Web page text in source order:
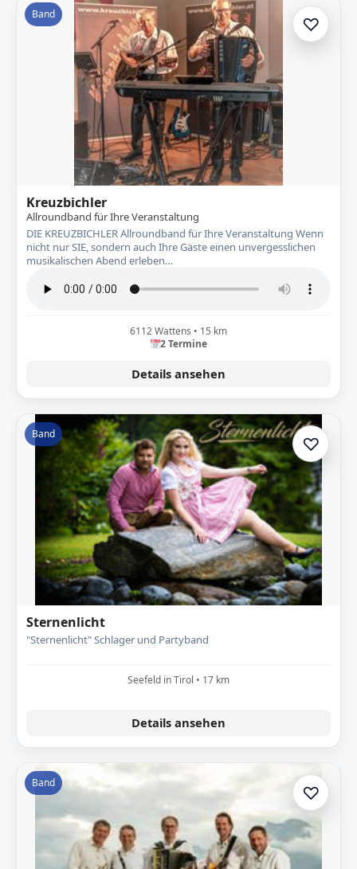
Band ♡Zur
Kreuzbichler
Allroundband für Ihre Veranstaltung
DIE KREUZBICHLER Allroundband für Ihre Veranstaltung Wenn
nicht nur SIE, sondern auch Ihre Gäste einen unvergesslichen
musikalischen Abend erleben…
6112 Wattens • 15 km
2 Termine
Details ansehen
Band ♡Zur
Sternenlicht
"Sternenlicht" Schlager und Partyband
Seefeld in Tirol • 17 km
Details ansehen
Band ♡Zur